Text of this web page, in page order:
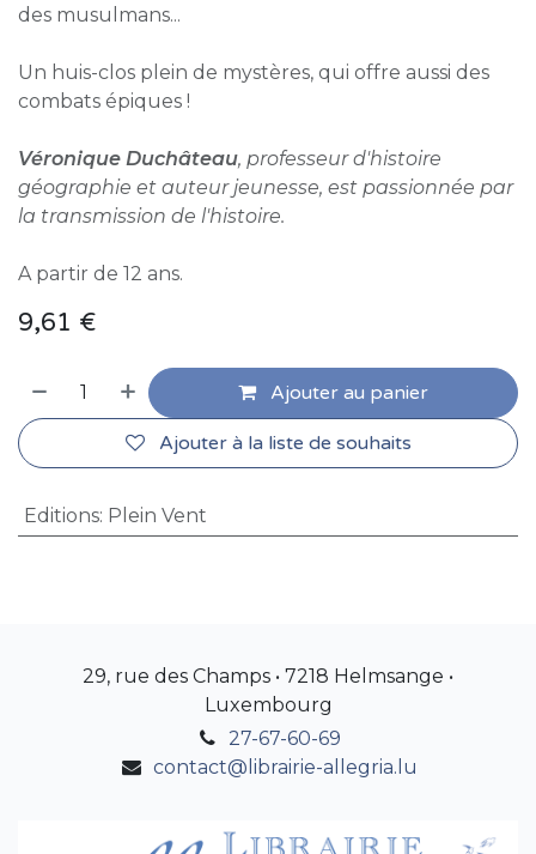
des musulmans...
Un huis-clos plein de mystères, qui offre aussi des
combats épiques !
Véronique Duchâteau, professeur d'histoire
géographie et auteur jeunesse, est passionnée par
la transmission de l'histoire.
A partir de 12 ans.
9,61 €
Ajouter au panier
Ajouter à la liste de souhaits
Editions: Plein Vent
29, rue des Champs • 7218 Helmsange •
Luxembourg
27-67-60-69
contact@librairie-allegria.lu